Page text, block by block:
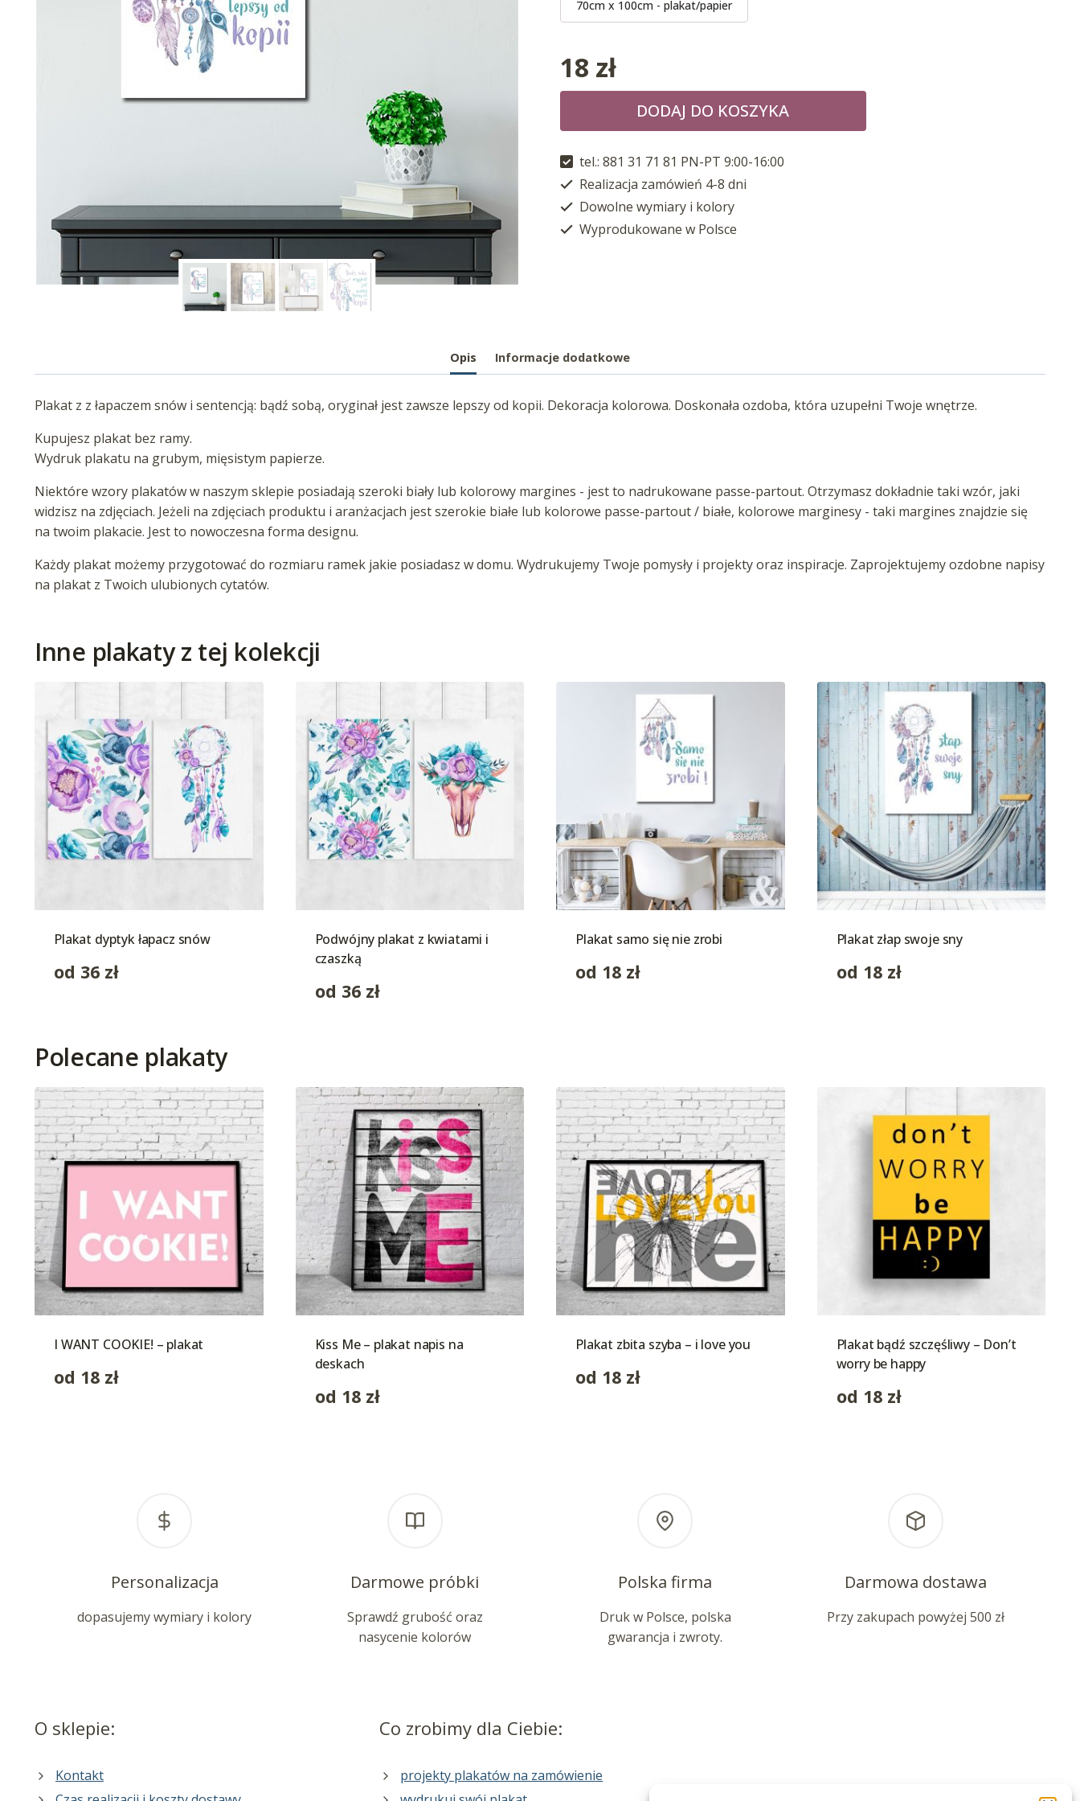
70cm x 100cm - plakat/papier
18 zł
DODAJ DO KOSZYKA
tel.: 881 31 71 81 PN-PT 9:00-16:00
Realizacja zamówień 4-8 dni
Dowolne wymiary i kolory
Wyprodukowane w Polsce
Opis Informacje dodatkowe
Plakat z z łapaczem snów i sentencją: bądź sobą, oryginał jest zawsze lepszy od kopii. Dekoracja kolorowa. Doskonała ozdoba, która uzupełni Twoje wnętrze.
Kupujesz plakat bez ramy.
Wydruk plakatu na grubym, mięsistym papierze.
Niektóre wzory plakatów w naszym sklepie posiadają szeroki biały lub kolorowy margines - jest to nadrukowane passe-partout. Otrzymasz dokładnie taki wzór, jaki
widzisz na zdjęciach. Jeżeli na zdjęciach produktu i aranżacjach jest szerokie białe lub kolorowe passe-partout / białe, kolorowe marginesy - taki margines znajdzie się
na twoim plakacie. Jest to nowoczesna forma designu.
Każdy plakat możemy przygotować do rozmiaru ramek jakie posiadasz w domu. Wydrukujemy Twoje pomysły i projekty oraz inspiracje. Zaprojektujemy ozdobne napisy
na plakat z Twoich ulubionych cytatów.
Inne plakaty z tej kolekcji
Plakat dyptyk łapacz snów
od 36 zł
Podwójny plakat z kwiatami i
czaszką
od 36 zł
Plakat samo się nie zrobi
od 18 zł
Plakat złap swoje sny
od 18 zł
Polecane plakaty
I WANT COOKIE! – plakat
od 18 zł
Kiss Me – plakat napis na
deskach
od 18 zł
Plakat zbita szyba – i love you
od 18 zł
Plakat bądź szczęśliwy – Don’t
worry be happy
od 18 zł
Personalizacja
dopasujemy wymiary i kolory
Darmowe próbki
Sprawdź grubość oraz
nasycenie kolorów
Polska firma
Druk w Polsce, polska
gwarancja i zwroty.
Darmowa dostawa
Przy zakupach powyżej 500 zł
O sklepie:
Kontakt
Co zrobimy dla Ciebie:
projekty plakatów na zamówienie